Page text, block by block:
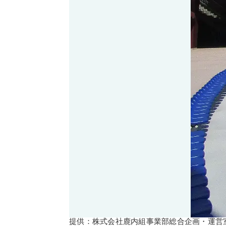
提供：株式会社鹿内組事業部総合企画・運営